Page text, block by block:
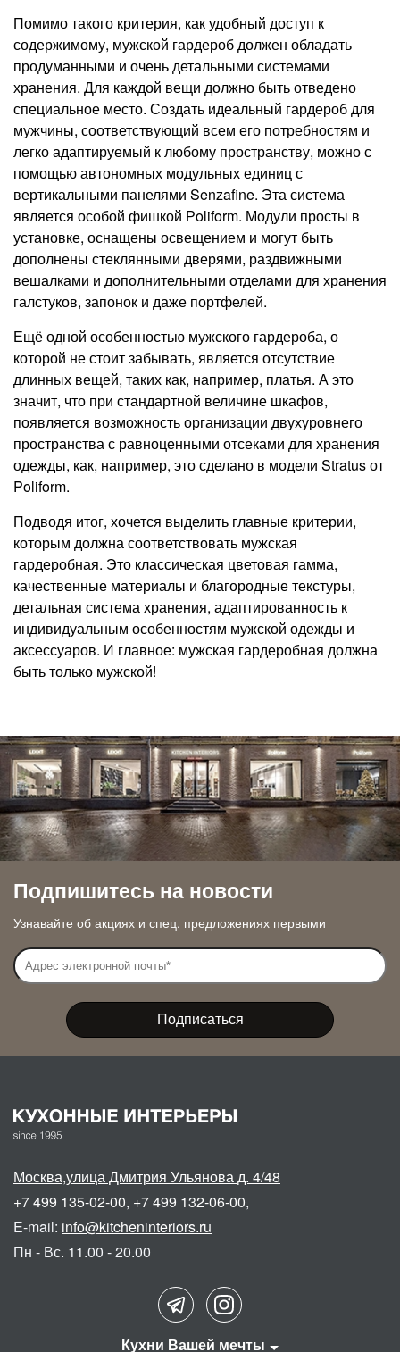
Помимо такого критерия, как удобный доступ к
содержимому, мужской гардероб должен обладать
продуманными и очень детальными системами
хранения. Для каждой вещи должно быть отведено
специальное место. Создать идеальный гардероб для
мужчины, соответствующий всем его потребностям и
легко адаптируемый к любому пространству, можно с
помощью автономных модульных единиц с
вертикальными панелями Senzafine. Эта система
является особой фишкой Рoliform. Модули просты в
установке, оснащены освещением и могут быть
дополнены стеклянными дверями, раздвижными
вешалками и дополнительными отделами для хранения
галстуков, запонок и даже портфелей.
Ещё одной особенностью мужского гардероба, о
которой не стоит забывать, является отсутствие
длинных вещей, таких как, например, платья. А это
значит, что при стандартной величине шкафов,
появляется возможность организации двухуровнего
пространства с равноценными отсеками для хранения
одежды, как, например, это сделано в модели Stratusот
Poliform.
Подводя итог, хочется выделить главные критерии,
которым должна соответствовать мужская
гардеробная. Это классическая цветовая гамма,
качественные материалы и благородные текстуры,
детальная система хранения, адаптированность к
индивидуальным особенностям мужской одежды и
аксессуаров. И главное: мужская гардеробная должна
быть только мужской!
Подпишитесь на новости
Узнавайте об акциях и спец. предложениях первыми
Москва,улица Дмитрия Ульянова д. 4/48
+7 499 135-02-00, +7 499 132-06-00,
E-mail: info@kitcheninteriors.ru
Пн - Вс. 11.00 - 20.00
Кухни Вашей мечты